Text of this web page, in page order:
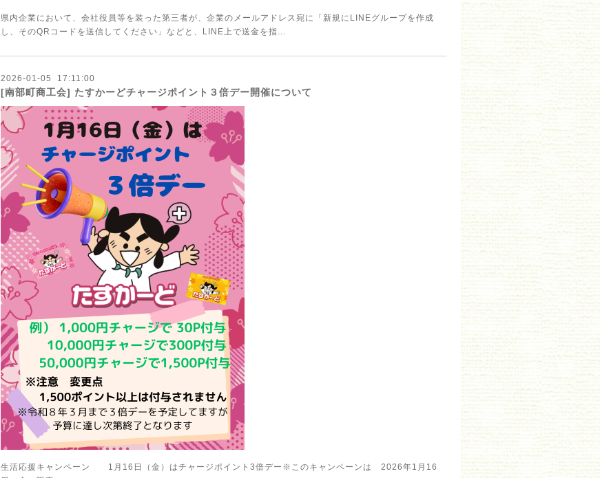
県内企業において、会社役員等を装った第三者が、企業のメールアドレス宛に「新規にLINEグループを作成
し、そのQRコードを送信してください」などと、LINE上で送金を指...
2026-01-05 17:11:00
[南部町商工会] たすかーどチャージポイント３倍デー開催について
生活応援キャンペーン 1月16日（金）はチャージポイント3倍デー※このキャンペーンは 2026年1月16